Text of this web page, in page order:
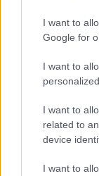
I want to
Google for
I want to
I want to
related to
device
I want to
Ο νικητής
ημιτελικό
ο
Σλούκα, ενώ
Τσάμπι
Πουέρτο. Η
παραμένει
του αγώνα.